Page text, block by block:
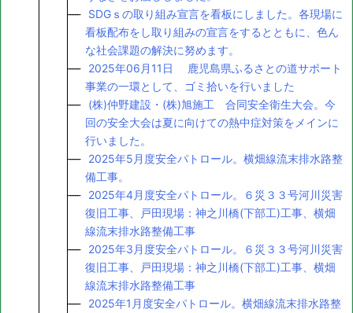
SDGｓの取り組み宣言を看板にしました。各現場に
看板配布をし取り組みの宣言をするとともに、色ん
な社会課題の解決に努めます。
2025年06月11日 鹿児島県ふるさとの道サポート
事業の一環として、ゴミ拾いを行いました
(株)仲野建設・(株)旭施工 合同安全衛生大会。今
回の安全大会は夏に向けての熱中症対策をメインに
行いました。
2025年5月度安全パトロール。横畑線流末排水路整
備工事。
2025年4月度安全パトロール。６災３３号河川災害
復旧工事、戸田現場：神之川橋(下部工)工事、横畑
線流末排水路整備工事
2025年3月度安全パトロール。６災３３号河川災害
復旧工事、戸田現場：神之川橋(下部工)工事、横畑
線流末排水路整備工事
2025年1月度安全パトロール。横畑線流末排水路整